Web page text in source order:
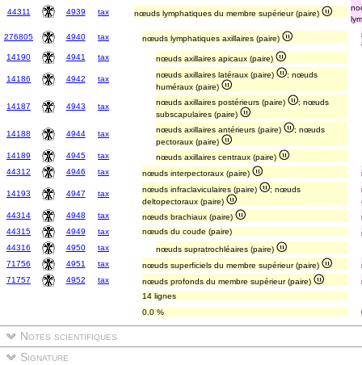
44311 4939 tax nœuds lymphatiques du membre supérieur (paire)
276805
4940 tax nœuds lymphatiques axillaires (paire)
14190
4941 tax nœuds axillaires apicaux (paire)
14186 4942 tax nœuds axillaires latéraux (paire)
; nœuds
huméraux (paire)
14187 4943 tax nœuds axillaires postérieurs (paire)
; nœuds
subscapulaires (paire)
14188 4944 tax nœuds axillaires antérieurs (paire)
; nœuds
pectoraux (paire)
14189
4945 tax
nœuds axillaires centraux (paire)
44312
4946 tax nœuds interpectoraux (paire)
14193 4947 tax nœuds infraclaviculaires (paire)
; nœuds
deltopectoraux (paire)
44314
4948 tax nœuds brachiaux (paire)
44315
4949 tax nœuds du coude (paire)
44316
4950 tax
nœuds supratrochléaires (paire)
71756
4951 tax nœuds superficiels du membre supérieur (paire)
71757
4952 tax nœuds profonds du membre supérieur (paire)
14 lignes
0.0 %
Notes scientifiques
Signature